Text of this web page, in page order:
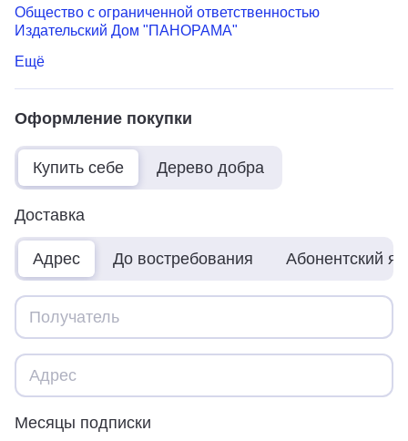
Общество с ограниченной ответственностью
Издательский Дом "ПАНОРАМА"
Ещё
Оформление покупки
Купить себе Дерево добра
Доставка
Адрес До востребования Абонентский
Месяцы подписки